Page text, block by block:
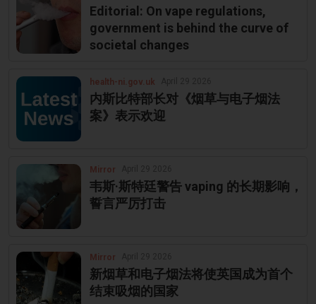
Editorial: On vape regulations,
government is behind the curve of
societal changes
health-ni.gov.uk
内斯比特部长对《烟草与电子烟法
案》表示欢迎
Mirror
韦斯·斯特廷警告 vaping 的长期影响，
誓言严厉打击
Mirror
新烟草和电子烟法将使英国成为首个
结束吸烟的国家